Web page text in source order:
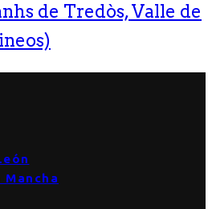
de Tredòs, Valle de